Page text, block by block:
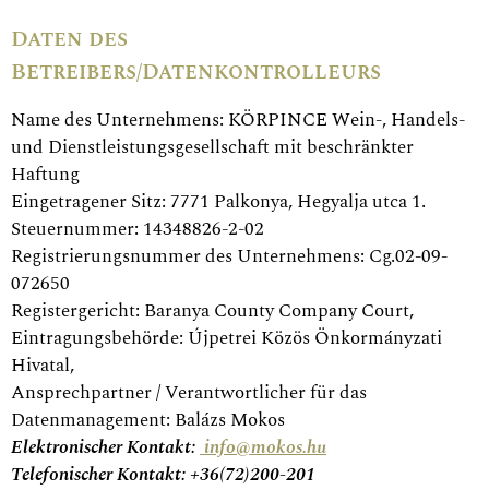
Daten des
Betreibers/Datenkontrolleurs
Name des Unternehmens: KÖRPINCE Wein-, Handels-
und Dienstleistungsgesellschaft mit beschränkter
Haftung
Eingetragener Sitz: 7771 Palkonya, Hegyalja utca 1.
Steuernummer: 14348826-2-02
Registrierungsnummer des Unternehmens: Cg.02-09-
072650
Registergericht: Baranya County Company Court,
Eintragungsbehörde: Újpetrei Közös Önkormányzati
Hivatal,
Ansprechpartner / Verantwortlicher für das
Datenmanagement: Balázs Mokos
Elektronischer Kontakt: info@mokos.hu
Telefonischer Kontakt: +36(72)200-201